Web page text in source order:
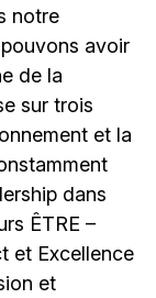
notre
avoir
de la
sur trois
et la
dans
ÊTRE –
et Excellence
et